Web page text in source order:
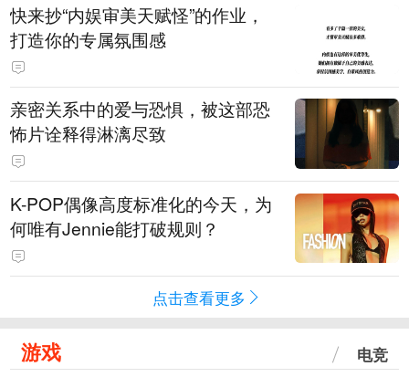
快来抄“内娱审美天赋怪”的作业，
打造你的专属氛围感
亲密关系中的爱与恐惧，被这部恐
怖片诠释得淋漓尽致
K-POP偶像高度标准化的今天，为
何唯有Jennie能打破规则？
点击查看更多
游戏 电竞